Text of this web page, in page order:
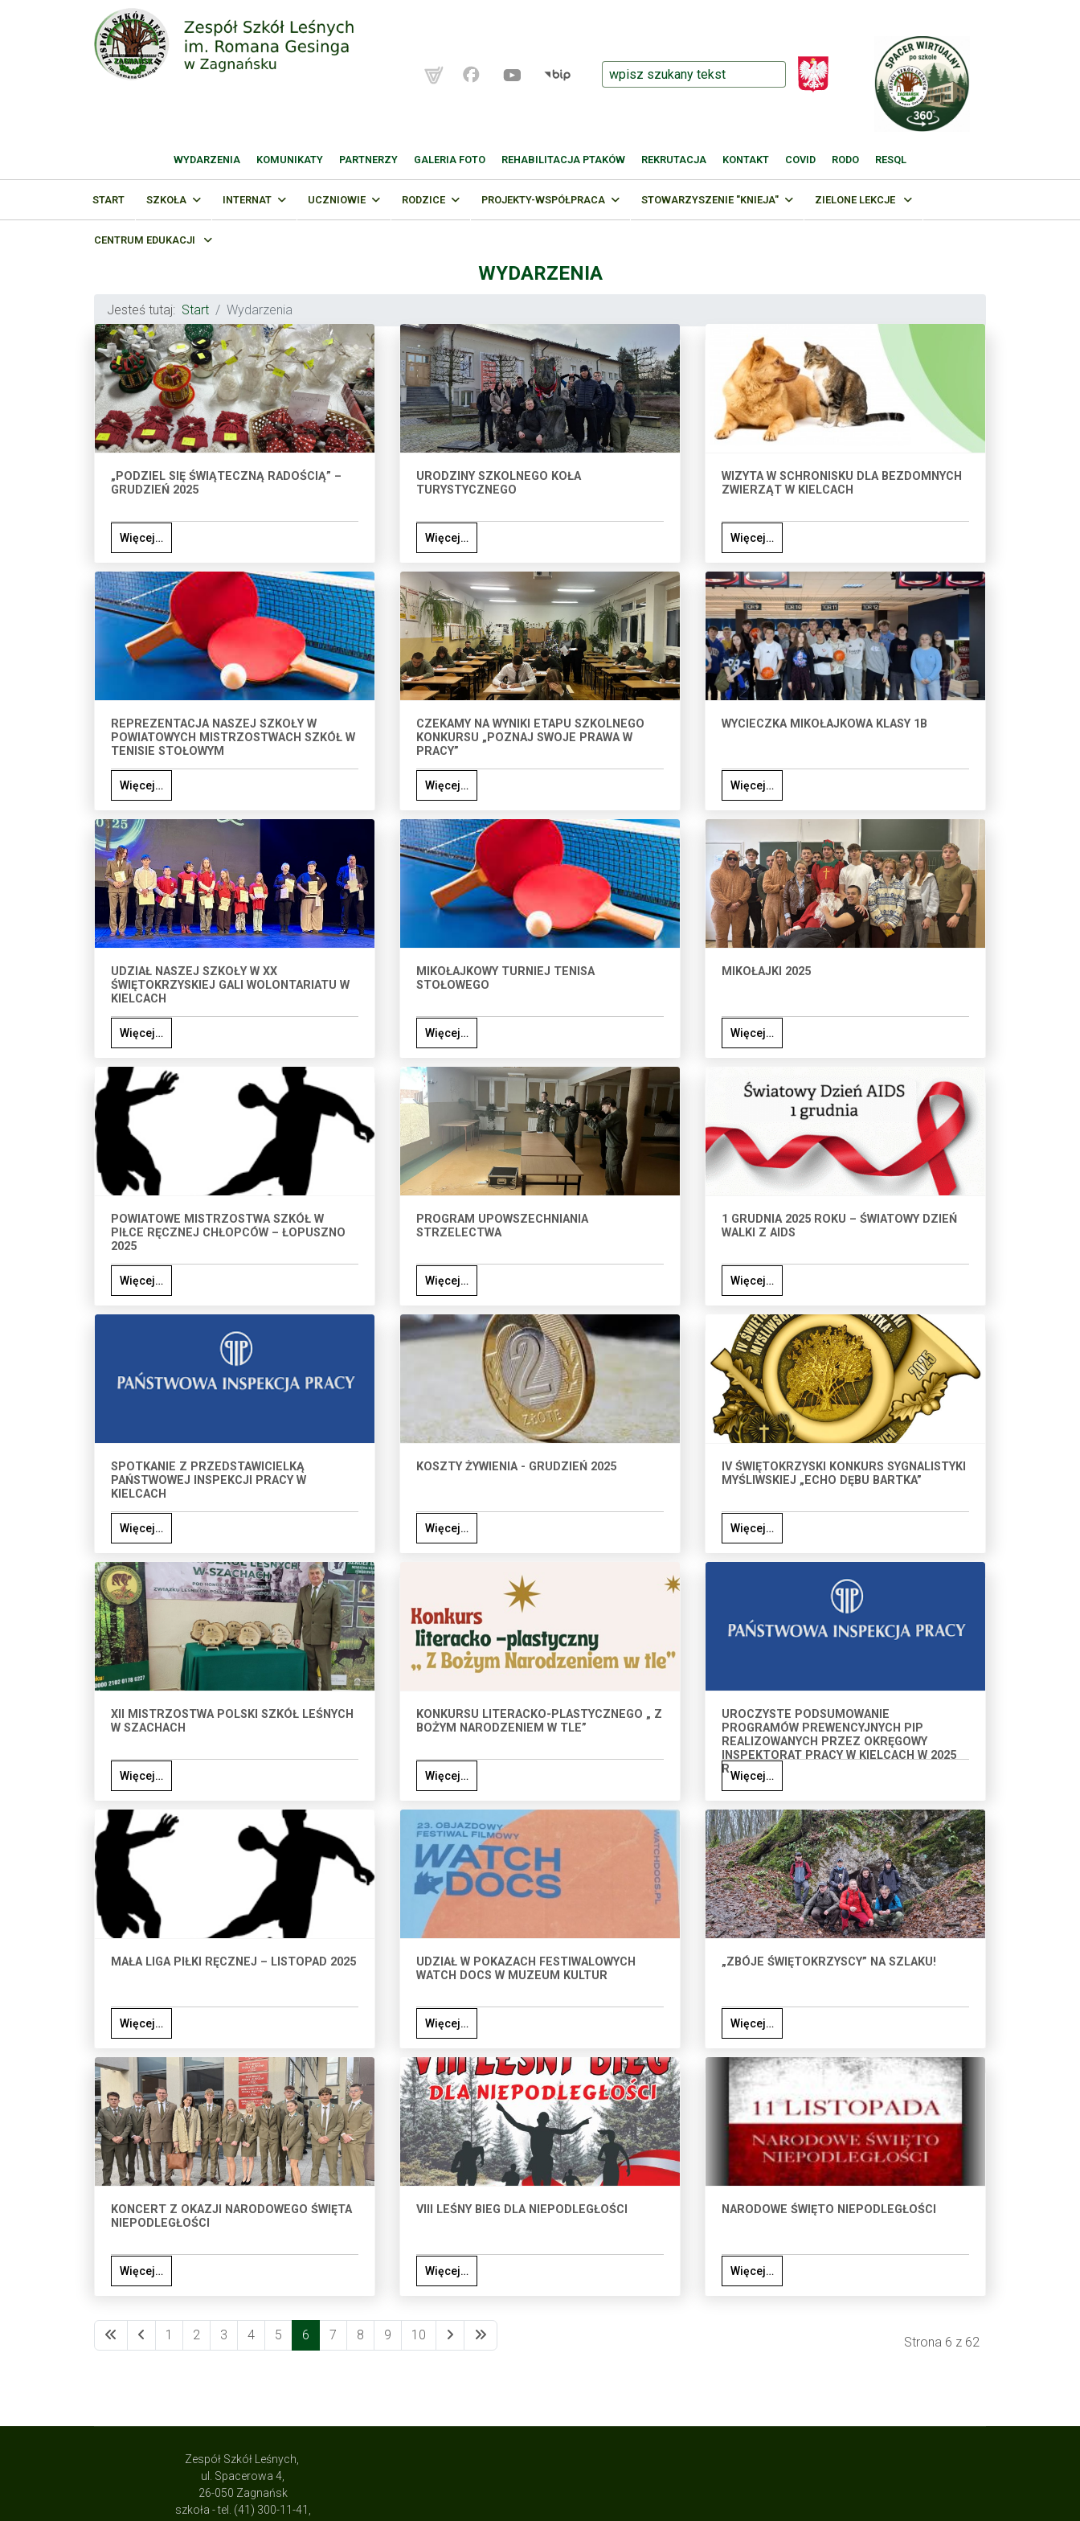
WYDARZENIA KOMUNIKATY PARTNERZY GALERIA FOTO REHABILITACJA PTAKÓW REKRUTACJA KONTAKT COVID RODO RESQL
START SZKOŁA INTERNAT UCZNIOWIE RODZICE PROJEKTY-WSPÓŁPRACA STOWARZYSZENIE "KNIEJA" ZIELONE LEKCJE
CENTRUM EDUKACJI
WYDARZENIA
Jesteś tutaj: Start Wydarzenia
„PODZIEL SIĘ ŚWIĄTECZNĄ RADOŚCIĄ” –
GRUDZIEŃ 2025
Więcej…
URODZINY SZKOLNEGO KOŁA
TURYSTYCZNEGO
Więcej…
WIZYTA W SCHRONISKU DLA BEZDOMNYCH
ZWIERZĄT W KIELCACH
Więcej…
REPREZENTACJA NASZEJ SZKOŁY W
POWIATOWYCH MISTRZOSTWACH SZKÓŁ W
TENISIE STOŁOWYM
Więcej…
CZEKAMY NA WYNIKI ETAPU SZKOLNEGO
KONKURSU „POZNAJ SWOJE PRAWA W
PRACY”
Więcej…
WYCIECZKA MIKOŁAJKOWA KLASY 1B
Więcej…
UDZIAŁ NASZEJ SZKOŁY W XX
ŚWIĘTOKRZYSKIEJ GALI WOLONTARIATU W
KIELCACH
Więcej…
MIKOŁAJKOWY TURNIEJ TENISA
STOŁOWEGO
Więcej…
MIKOŁAJKI 2025
Więcej…
POWIATOWE MISTRZOSTWA SZKÓŁ W
PIŁCE RĘCZNEJ CHŁOPCÓW – ŁOPUSZNO
2025
Więcej…
PROGRAM UPOWSZECHNIANIA
STRZELECTWA
Więcej…
1 GRUDNIA 2025 ROKU – ŚWIATOWY DZIEŃ
WALKI Z AIDS
Więcej…
SPOTKANIE Z PRZEDSTAWICIELKĄ
PAŃSTWOWEJ INSPEKCJI PRACY W
KIELCACH
Więcej…
KOSZTY ŻYWIENIA - GRUDZIEŃ 2025
Więcej…
IV ŚWIĘTOKRZYSKI KONKURS SYGNALISTYKI
MYŚLIWSKIEJ „ECHO DĘBU BARTKA”
Więcej…
XII MISTRZOSTWA POLSKI SZKÓŁ LEŚNYCH
W SZACHACH
Więcej…
KONKURSU LITERACKO-PLASTYCZNEGO „ Z
BOŻYM NARODZENIEM W TLE”
Więcej…
UROCZYSTE PODSUMOWANIE
PROGRAMÓW PREWENCYJNYCH PIP
REALIZOWANYCH PRZEZ OKRĘGOWY
INSPEKTORAT PRACY W KIELCACH W 2025
R.Więcej…
MAŁA LIGA PIŁKI RĘCZNEJ – LISTOPAD 2025
Więcej…
UDZIAŁ W POKAZACH FESTIWALOWYCH
WATCH DOCS W MUZEUM KULTUR
Więcej…
„ZBÓJE ŚWIĘTOKRZYSCY” NA SZLAKU!
Więcej…
KONCERT Z OKAZJI NARODOWEGO ŚWIĘTA
NIEPODLEGŁOŚCI
Więcej…
VIII LEŚNY BIEG DLA NIEPODLEGŁOŚCI
Więcej…
NARODOWE ŚWIĘTO NIEPODLEGŁOŚCI
Więcej…
Strona 6 z 62
1 2 3 4 5 6 7 8 9 10
Zespół Szkół Leśnych,
ul. Spacerowa 4,
26-050 Zagnańsk
szkoła - tel. (41) 300-11-41,